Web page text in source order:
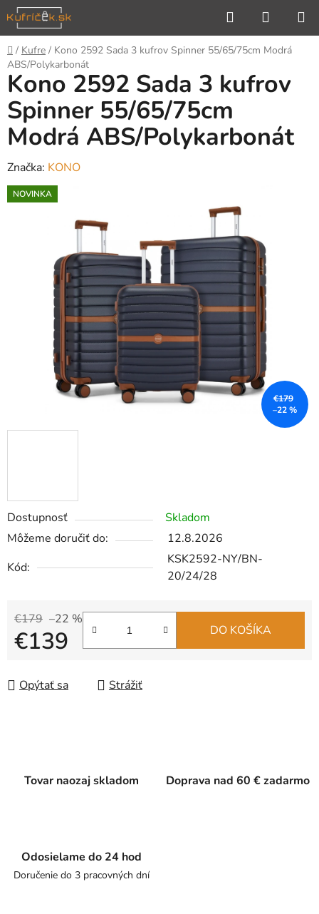
Prejsť
na
obsah
Hľadať
KOŠÍK
Domov
/ Kufre / Kono 2592 Sada 3 kufrov Spinner 55/65/75cm Modrá
ABS/Polykarbonát
Dostupnosť
Skladom
Môžeme doručiť do:
12.8.2026
Kód:
KSK2592-NY/BN-
20/24/28
€179 –22 %
€139 DO KOŠÍKA
Opýtať sa Strážiť
Kono 2592 Sada 3 kufrov
Spinner 55/65/75cm
Modrá ABS/Polykarbonát
Značka: KONO
NOVINKA
€179
–22 %
Tovar naozaj skladom Doprava nad 60 € zadarmo
Odosielame do 24 hod
Doručenie do 3 pracovných dní